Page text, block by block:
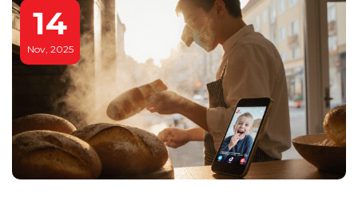
14
Nov, 2025